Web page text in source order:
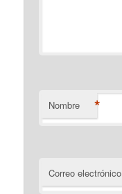
Nombre *
Correo electrónico